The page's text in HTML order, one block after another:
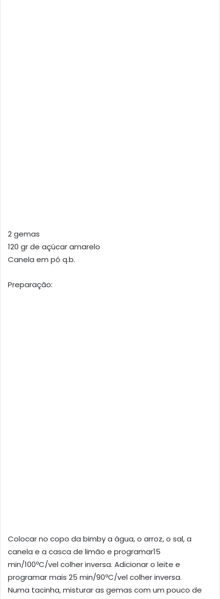
2 gemas
120 gr de açúcar amarelo
Canela em pó q.b.
Preparação:
Colocar no copo da bimby a água, o arroz, o sal, a
canela e a casca de limão e programar15
min/100ºC/vel colher inversa. Adicionar o leite e
programar mais 25 min/90ºC/vel colher inversa.
Numa tacinha, misturar as gemas com um pouco de